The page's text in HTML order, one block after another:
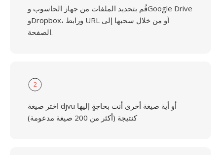
قُم بتحديد الملفات من جهاز الحاسوب وGoogle Drive
وDropbox، ورابط URL أو من خلال سحبها إلى
الصفحة.
2
اختر صيغة djvu أو أية صيغة أخرى أنت بحاجةٍ إليها
كنتيجة (أكثر من 200 صيغة مدعومة)